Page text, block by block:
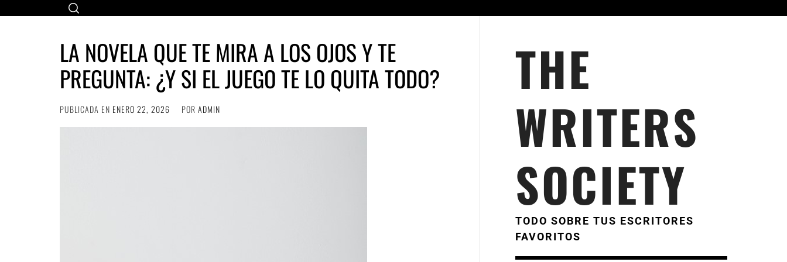
LA NOVELA QUE TE MIRA A LOS OJOS Y TE
PREGUNTA: ¿Y SI EL JUEGO TE LO QUITA TODO?
PUBLICADA EN ENERO 22, 2026 POR ADMIN
THE
WRITERS
SOCIETY
TODO SOBRE TUS ESCRITORES
FAVORITOS